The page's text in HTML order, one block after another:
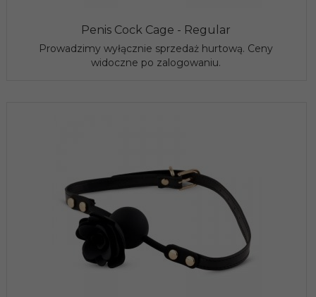
Penis Cock Cage - Regular
Prowadzimy wyłącznie sprzedaż hurtową. Ceny
widoczne po zalogowaniu.